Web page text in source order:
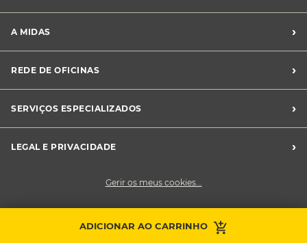
ADICIONAR AO CARRINHO
Livro de Reclamações
Canal de Denúncias
Perguntas Frequentes
A MIDAS ›
Sustentabilidade
Notícias Midas
REDE DE OFICINAS ›
SERVIÇOS ESPECIALIZADOS
›
LEGAL E PRIVACIDADE
›
Cookies
Gerir os meus cookies...
Faça uma marcação
Contacte a sua
oficina